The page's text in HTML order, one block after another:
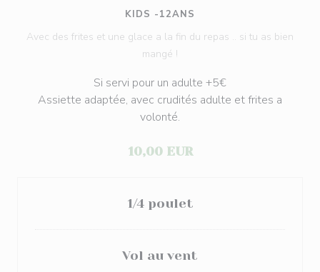
KIDS -12ANS
Avec des frites et une glace a la fin du repas .. si tu as bien
mangé !
Si servi pour un adulte +5€
Assiette adaptée, avec crudités adulte et frites a
volonté.
10,00 EUR
1/4 poulet
Vol au vent